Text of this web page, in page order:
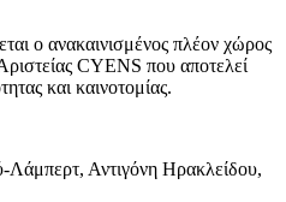
ο ανακαινισμένος πλέον χώρος
CYENS που αποτελεί
και καινοτομίας.
Λάμπερτ, Αντιγόνη Ηρακλείδου,